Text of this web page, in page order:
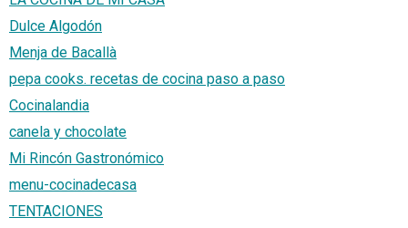
Dulce Algodón
Menja de Bacallà
pepa cooks. recetas de cocina paso a paso
Cocinalandia
canela y chocolate
Mi Rincón Gastronómico
menu-cocinadecasa
TENTACIONES